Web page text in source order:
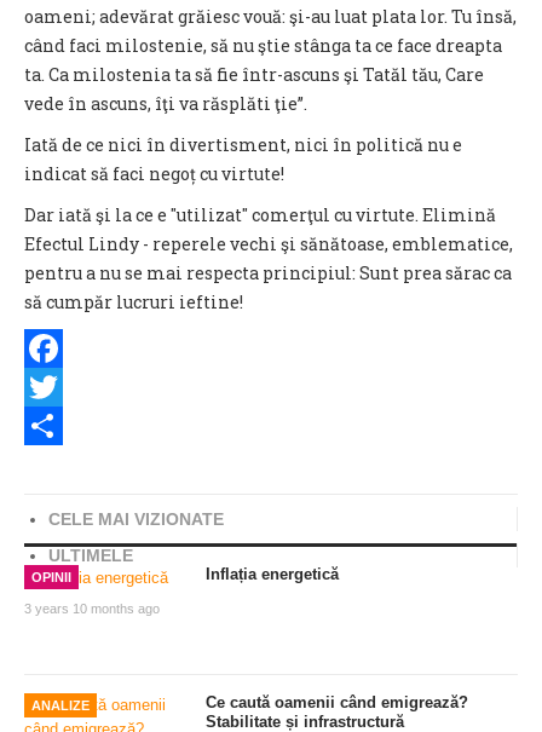
oameni; adevărat grăiesc vouă: şi-au luat plata lor. Tu însă,
când faci milostenie, să nu ştie stânga ta ce face dreapta
ta. Ca milostenia ta să fie într-ascuns şi Tatăl tău, Care
vede în ascuns, îţi va răsplăti ţie”.
Iată de ce nici în divertisment, nici în politică nu e
indicat să faci negoț cu virtute!
Dar iată şi la ce e "utilizat" comerţul cu virtute. Elimină
Efectul Lindy - reperele vechi şi sănătoase, emblematice,
pentru a nu se mai respecta principiul: Sunt prea sărac ca
să cumpăr lucruri ieftine!
Facebook
Twitter
CELE MAI VIZIONATE
ULTIMELE
OPINII
3 years 10 months ago
Inflația energetică
ANALIZE
Ce caută oamenii când emigrează?
Stabilitate și infrastructură